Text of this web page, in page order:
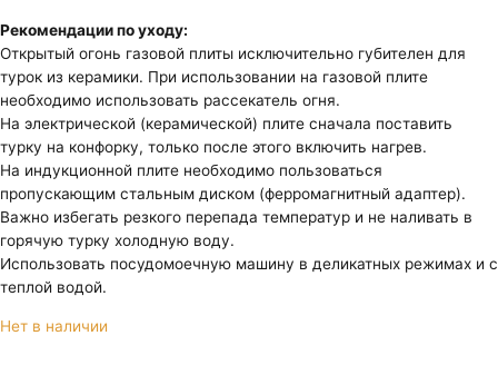
Рекомендации по уходу:
Открытый огонь газовой плиты исключительно губителен для
турок из керамики. При использовании на газовой плите
необходимо использовать рассекатель огня.
На электрической (керамической) плите сначала поставить
турку на конфорку, только после этого включить нагрев.
На индукционной плите необходимо пользоваться
пропускающим стальным диском (ферромагнитный адаптер).
Важно избегать резкого перепада температур и не наливать в
горячую турку холодную воду.
Использовать посудомоечную машину в деликатных режимах и с
теплой водой.
Нет в наличии